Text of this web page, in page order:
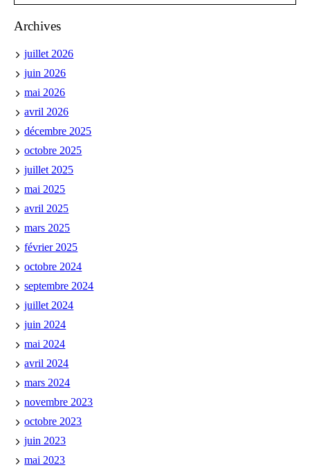
Archives
juillet 2026
juin 2026
mai 2026
avril 2026
décembre 2025
octobre 2025
juillet 2025
mai 2025
avril 2025
mars 2025
février 2025
octobre 2024
septembre 2024
juillet 2024
juin 2024
mai 2024
avril 2024
mars 2024
novembre 2023
octobre 2023
juin 2023
mai 2023